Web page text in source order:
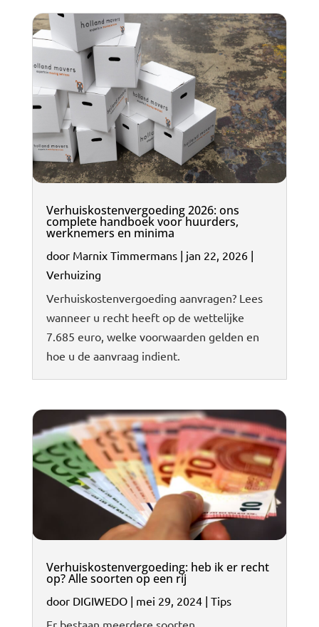
Verhuiskostenvergoeding 2026: ons
complete handboek voor huurders,
werknemers en minima
door Marnix Timmermans| jan 22, 2026|
Verhuizing
Verhuiskostenvergoeding aanvragen? Lees
wanneer u recht heeft op de wettelijke
7.685 euro, welke voorwaarden gelden en
hoe u de aanvraag indient.
Verhuiskostenvergoeding: heb ik er recht
op? Alle soorten op een rij
door DIGIWEDO| mei 29, 2024| Tips
Er bestaan meerdere soorten